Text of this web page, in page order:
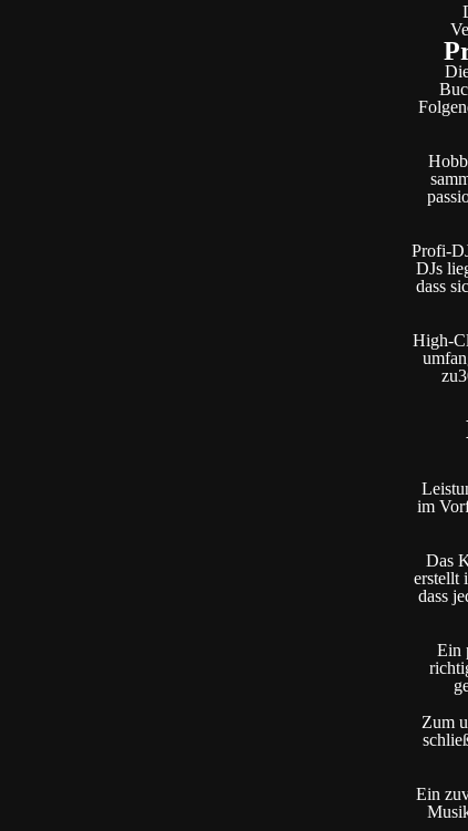
Profi-
DJs
dass
High-
im
Das
erstellt
dass
Ein
Zum
Ein